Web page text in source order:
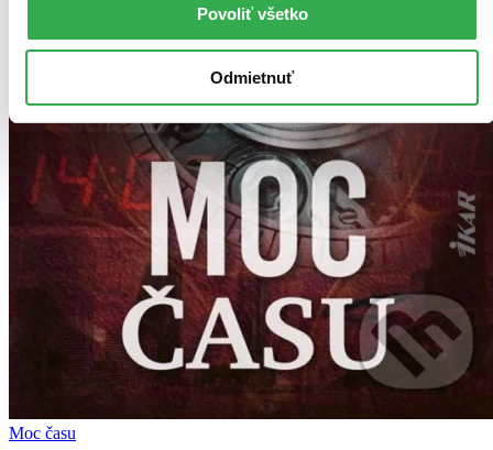
Povoliť všetko
Odmietnuť
Moc času